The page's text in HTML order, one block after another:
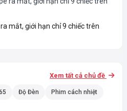
mắt, giới hạn chỉ 9 chiếc trên
Xem tất cả chủ đề
Độ Đèn Phim cách nhiệt